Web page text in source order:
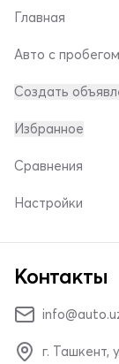
Главная
Авто с пробегом
Создать
Избранное
Сравнения
Настройки
Контакты
г. Ташкент,